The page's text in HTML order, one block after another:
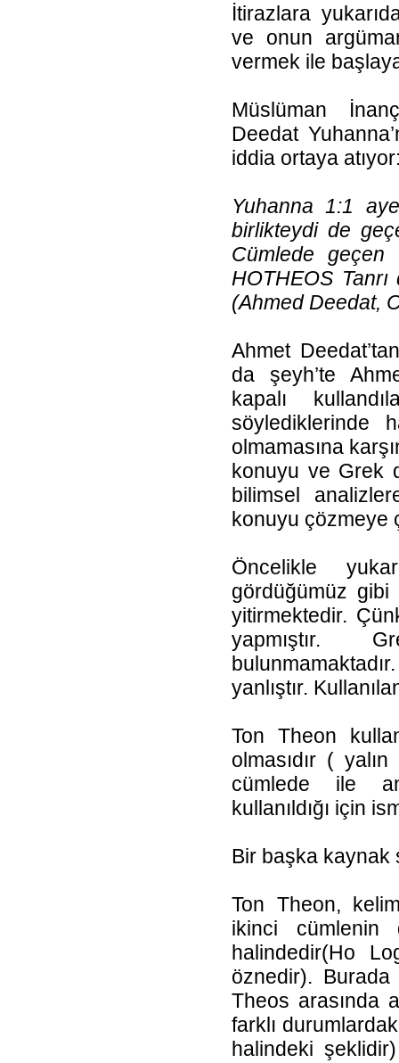
İtirazlara
ve onun
vermek ile
Müslüman
Deedat
iddia ortaya
Yuhanna 1:1
birlikteydi de
Cümlede geçen
HOTHEOS
(Ahmed Deedat,
Ahmet
da şeyh’te
kapalı
söylediklerinde
olmamasına
konuyu ve Grek
bilimsel
konuyu çözmeye
Öncelikle
gördüğümüz gibi
yitirmektedir.
yapmıştır.
yanlıştır.
Ton Theon
olmasıdır ( yalın
cümlede ile
kullanıldığı için
Bir başka kaynak
Ton Theon,
ikinci cümlenin
halindedir(Ho
öznedir).
Theos arasında
farklı
halindeki